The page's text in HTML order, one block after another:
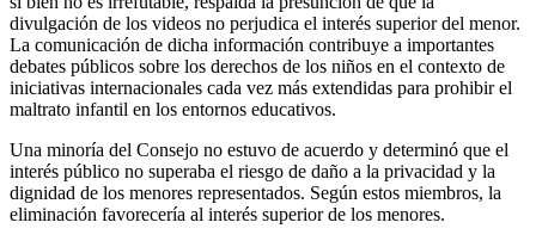
divulgación de los videos no perjudica el interés superior del menor.
La comunicación de dicha información contribuye a importantes
debates públicos sobre los derechos de los niños en el contexto de
iniciativas internacionales cada vez más extendidas para prohibir el
maltrato infantil en los entornos educativos.
Una minoría del Consejo no estuvo de acuerdo y determinó que el
interés público no superaba el riesgo de daño a la privacidad y la
dignidad de los menores representados. Según estos miembros, la
eliminación favorecería al interés superior de los menores.